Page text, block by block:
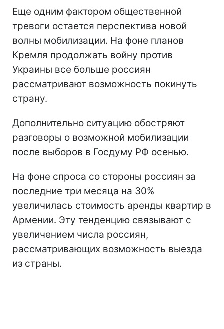
Еще одним фактором общественной
тревоги остается перспектива новой
волны мобилизации. На фоне планов
Кремля продолжать войну против
Украины все больше россиян
рассматривают возможность покинуть
страну.
Дополнительно ситуацию обостряют
разговоры о возможной мобилизации
после выборов в Госдуму РФ осенью.
На фоне спроса со стороны россиян за
последние три месяца на 30%
увеличилась стоимость аренды квартир в
Армении. Эту тенденцию связывают с
увеличением числа россиян,
рассматривающих возможность выезда
из страны.